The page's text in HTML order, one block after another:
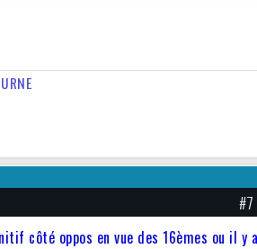
côté oppos en vue des 16èmes ou il